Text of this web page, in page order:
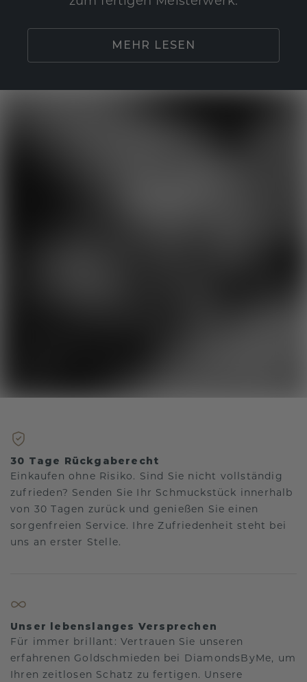
MEHR LESEN
30 Tage Rückgaberecht
Einkaufen ohne Risiko. Sind Sie nicht vollständig
zufrieden? Senden Sie Ihr Schmuckstück innerhalb
von 30 Tagen zurück und genießen Sie einen
sorgenfreien Service. Ihre Zufriedenheit steht bei
uns an erster Stelle.
Unser lebenslanges Versprechen
Für immer brillant: Vertrauen Sie unseren
erfahrenen Goldschmieden bei DiamondsByMe, um
Ihren zeitlosen Schatz zu fertigen. Unsere